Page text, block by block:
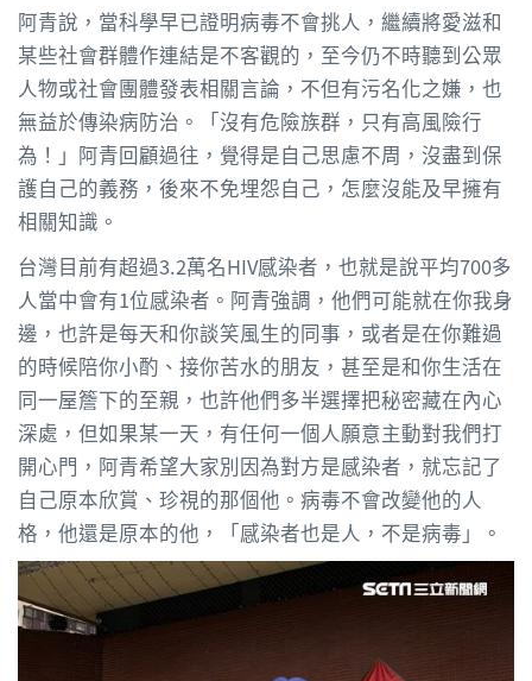
阿青說，當科學早已證明病毒不會挑人，繼續將愛滋和
某些社會群體作連結是不客觀的，至今仍不時聽到公眾
人物或社會團體發表相關言論，不但有污名化之嫌，也
無益於傳染病防治。「沒有危險族群，只有高風險行
為！」阿青回顧過往，覺得是自己思慮不周，沒盡到保
護自己的義務，後來不免埋怨自己，怎麼沒能及早擁有
相關知識。
台灣目前有超過3.2萬名HIV感染者，也就是說平均700多
人當中會有1位感染者。阿青強調，他們可能就在你我身
邊，也許是每天和你談笑風生的同事，或者是在你難過
的時候陪你小酌、接你苦水的朋友，甚至是和你生活在
同一屋簷下的至親，也許他們多半選擇把秘密藏在內心
深處，但如果某一天，有任何一個人願意主動對我們打
開心門，阿青希望大家別因為對方是感染者，就忘記了
自己原本欣賞、珍視的那個他。病毒不會改變他的人
格，他還是原本的他，「感染者也是人，不是病毒」。